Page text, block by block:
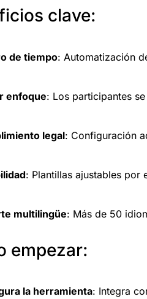
clave:
de tiempo: Automatización
enfoque: Los participantes
legal: Configuración
: Plantillas ajustables por
multilingüe: Más de 50
empezar:
la herramienta: Integra